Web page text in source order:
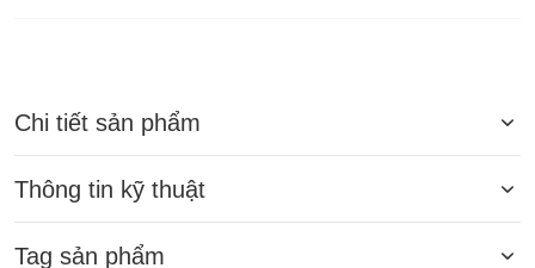
Chi tiết sản phẩm
Thông tin kỹ thuật
Tag sản phẩm